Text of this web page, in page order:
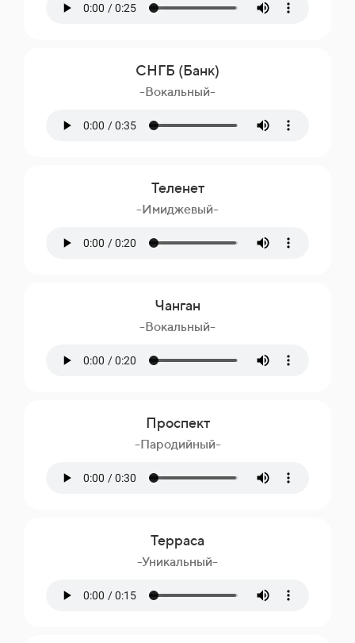
СНГБ (Банк)
-Вокальный-
Теленет
-Имиджевый-
Чанган
-Вокальный-
Проспект
-Пародийный-
Терраса
-Уникальный-